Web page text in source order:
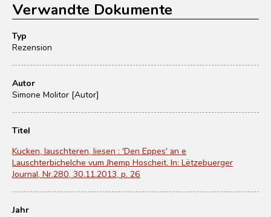
Verwandte Dokumente
Typ
Rezension
Autor
Simone Molitor [Autor]
Titel
Kucken, lauschteren, liesen : 'Den Eppes' an e
Lauschterbichelche vum Jhemp Hoscheit. In: Lëtzebuerger
Journal, Nr.280, 30.11.2013, p. 26
Jahr